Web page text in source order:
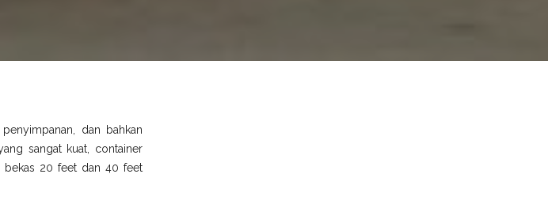
dan bahkan
sangat kuat, container
bekas 20 feet dan 40 feet